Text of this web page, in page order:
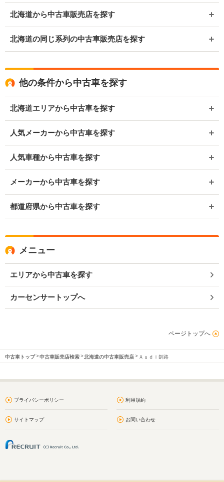
北海道から中古車販売店を探す
北海道の同じ系列の中古車販売店を探す
他の条件から中古車を探す
北海道エリアから中古車を探す
人気メーカーから中古車を探す
人気車種から中古車を探す
メーカーから中古車を探す
都道府県から中古車を探す
メニュー
エリアから中古車を探す
カーセンサートップへ
ページトップへ
中古車トップ 中古車販売店検索 北海道の中古車販売店 Ａｕｄｉ釧路
プライバシーポリシー 利用規約
サイトマップ お問い合わせ